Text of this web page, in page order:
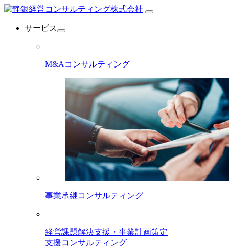
サービス
M&Aコンサルティング
事業承継コンサルティング
経営課題解決支援・事業計画策定
支援コンサルティング